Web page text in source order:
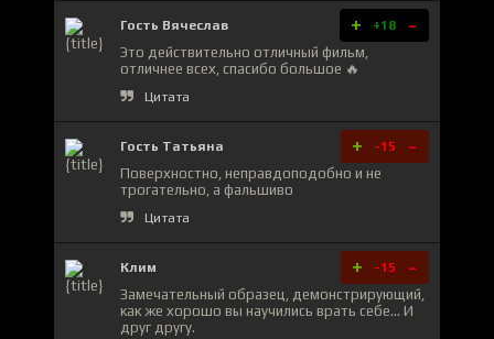
Гость Вячеслав + +18 -
Это действительно отличный фильм,
отличнее всех, спасибо большое 🔥
Цитата
Гость Татьяна + -15 -
Поверхностно, неправдоподобно и не
трогательно, а фальшиво
Цитата
Клим + -15 -
Замечательный образец, демонстрирующий,
как же хорошо вы научились врать себе... И
друг другу.